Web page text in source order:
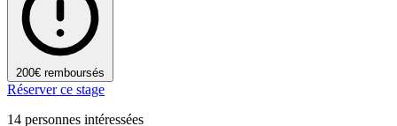
200€ remboursés
Réserver ce stage
14 personnes intéressées